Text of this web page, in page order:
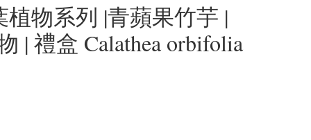
物系列 |青蘋果竹芋 |
| 禮盒 Calathea orbifolia